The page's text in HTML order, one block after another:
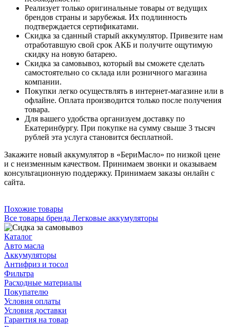
Реализует только оригинальные товары от ведущих
брендов страны и зарубежья. Их подлинность
подтверждается сертификатами.
Скидка за сданный старый аккумулятор. Привезите нам
отработавшую свой срок АКБ и получите ощутимую
скидку на новую батарею.
Скидка за самовывоз, который вы сможете сделать
самостоятельно со склада или розничного магазина
компании.
Покупки легко осуществлять в интернет-магазине или в
офлайне. Оплата производится только после получения
товара.
Для вашего удобства организуем доставку по
Екатеринбургу. При покупке на сумму свыше 3 тысяч
рублей эта услуга становится бесплатной.
Закажите новый аккумулятор в «БериМасло» по низкой цене
и с неизменным качеством. Принимаем звонки и оказываем
консультационную поддержку. Принимаем заказы онлайн с
сайта.
Похожие товары
Все товары бренда Легковые аккумуляторы
Каталог
Авто масла
Аккумуляторы
Антифриз и тосол
Фильтра
Расходные материалы
Покупателю
Условия оплаты
Условия доставки
Гарантия на товар